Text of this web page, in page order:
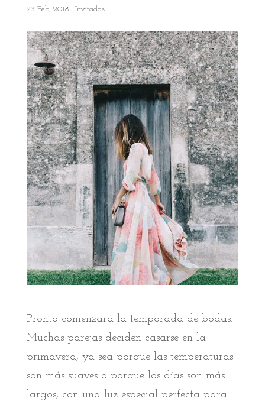
23 Feb, 2018| Invitadas
Pronto comenzará la temporada de bodas.
Muchas parejas deciden casarse en la
primavera, ya sea porque las temperaturas
son más suaves o porque los días son más
largos, con una luz especial perfecta para